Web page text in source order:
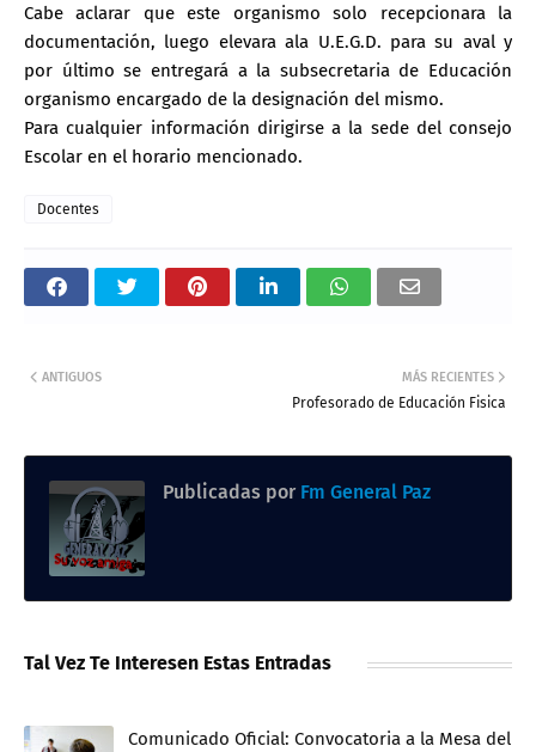
Cabe aclarar que este organismo solo recepcionara la
documentación, luego elevara ala U.E.G.D. para su aval y
por último se entregará a la subsecretaria de Educación
organismo encargado de la designación del mismo.
Para cualquier información dirigirse a la sede del consejo
Escolar en el horario mencionado.
Docentes
MÁS RECIENTES
Profesorado de Educación Fisica
ANTIGUOS
Publicadas por Fm General Paz
Tal Vez Te Interesen Estas Entradas
Comunicado Oficial: Convocatoria a la Mesa del